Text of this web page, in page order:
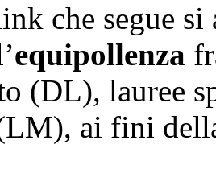
che segue si
equipollenza
(DL), lauree
ai fini